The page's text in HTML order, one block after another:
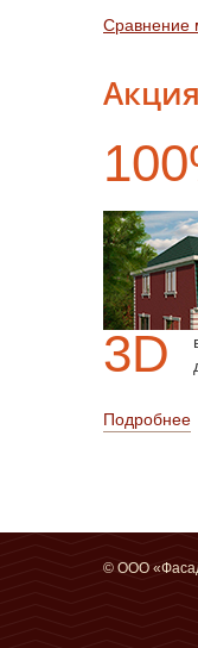
Сравнение
Акция
3D
Подробнее
© ООО